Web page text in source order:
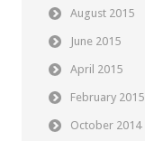
August 2015
June 2015
April 2015
February 2015
October 2014